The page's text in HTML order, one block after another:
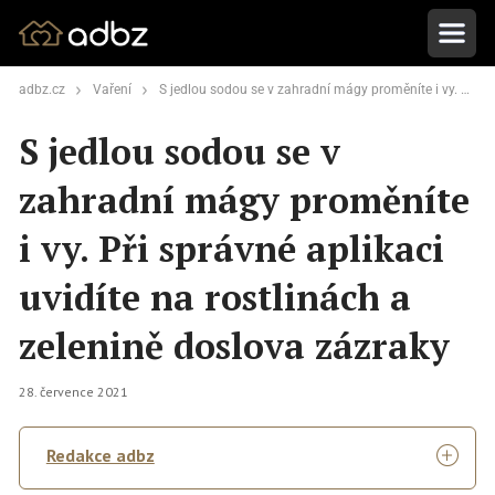
adbz.cz Vaření S jedlou sodou se v zahradní mágy proměníte i vy. Při správné aplikaci uvidíte na rostlinách a zelenině doslova zázraky
S jedlou sodou se v
zahradní mágy proměníte
i vy. Při správné aplikaci
uvidíte na rostlinách a
zelenině doslova zázraky
28. července 2021
Redakce adbz